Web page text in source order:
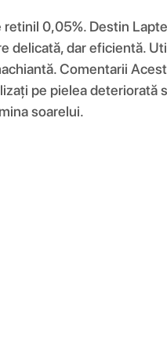
0,05%. Destin
dar eficientă.
Comentarii
pe pielea
soarelui.